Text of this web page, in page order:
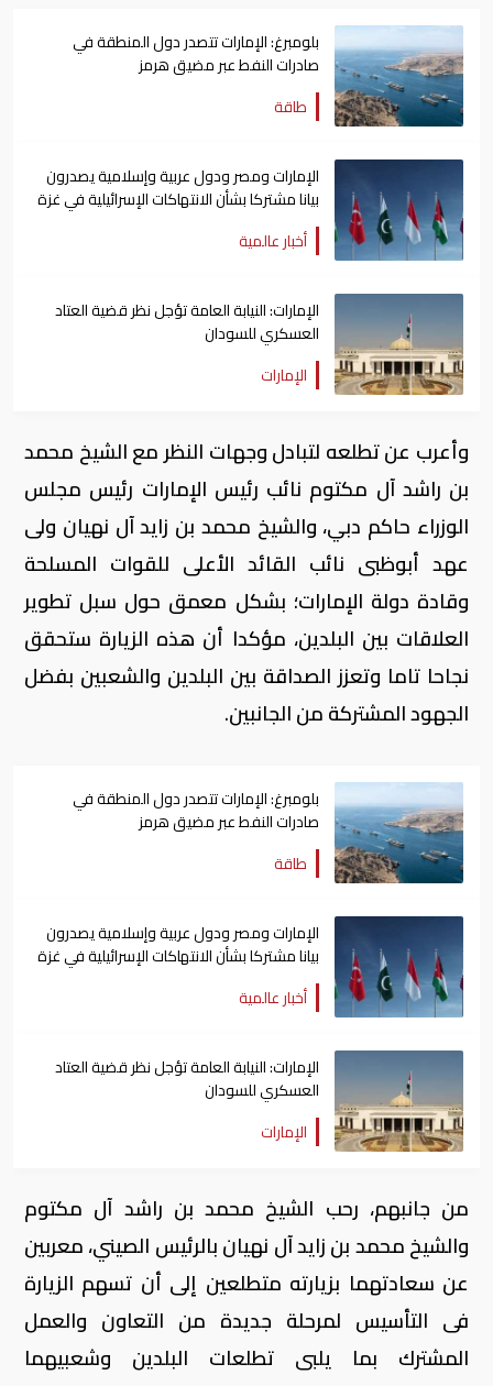
بلومبرغ: الإمارات تتصدر دول المنطقة في
صادرات النفط عبر مضيق هرمز
طاقة
الإمارات ومصر ودول عربية وإسلامية يصدرون
بيانا مشتركا بشأن الانتهاكات الإسرائيلية في غزة
أخبار عالمية
الإمارات: النيابة العامة تؤجل نظر قضية العتاد
العسكري للسودان
الإمارات
وأعرب عن تطلعه لتبادل وجهات النظر مع الشيخ محمد
بن راشد آل مكتوم نائب رئيس الإمارات رئيس مجلس
الوزراء حاكم دبي، والشيخ محمد بن زايد آل نهيان ولى
عهد أبوظبى نائب القائد الأعلى للقوات المسلحة
وقادة دولة الإمارات؛ بشكل معمق حول سبل تطوير
العلاقات بين البلدين، مؤكدا أن هذه الزيارة ستحقق
نجاحا تاما وتعزز الصداقة بين البلدين والشعبين بفضل
الجهود المشتركة من الجانبين.
بلومبرغ: الإمارات تتصدر دول المنطقة في
صادرات النفط عبر مضيق هرمز
طاقة
الإمارات ومصر ودول عربية وإسلامية يصدرون
بيانا مشتركا بشأن الانتهاكات الإسرائيلية في غزة
أخبار عالمية
الإمارات: النيابة العامة تؤجل نظر قضية العتاد
العسكري للسودان
الإمارات
من جانبهم، رحب الشيخ محمد بن راشد آل مكتوم
والشيخ محمد بن زايد آل نهيان بالرئيس الصيني، معربين
عن سعادتهما بزيارته متطلعين إلى أن تسهم الزيارة
فى التأسيس لمرحلة جديدة من التعاون والعمل
المشترك بما يلبى تطلعات البلدين وشعبيهما